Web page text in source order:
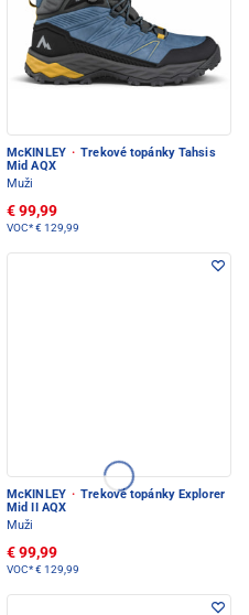
McKINLEY · Trekové topánky Tahsis
Mid AQX
Muži
€ 99,99
VOC*€ 129,99
McKINLEY · Trekové topánky Explorer
Mid II AQX
Muži
€ 99,99
VOC*€ 129,99